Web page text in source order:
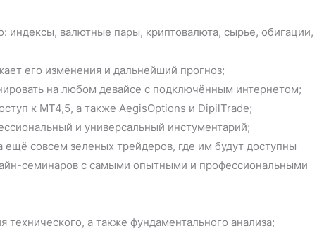
индексы, валютные пары, криптовалюта, сырье, обигации,
его изменения и дальнейший прогноз;
на любом девайсе с подключённым интернетом;
к МТ4,5, а также AegisOptions и DipilTrade;
и универсальный инстументарий;
совсем зеленых трейдеров, где им будут доступны
семинаров с самыми опытными и профессиональными
а также фундаментального анализа;